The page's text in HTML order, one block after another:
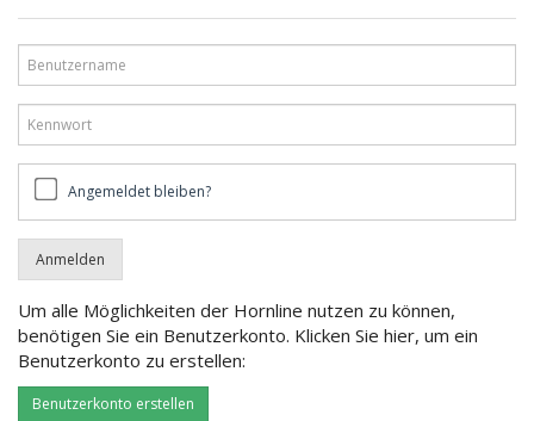
bleiben?Angemeldet bleiben?
Um alle Möglichkeiten der Hornline nutzen zu können,
benötigen Sie ein Benutzerkonto. Klicken Sie hier, um ein
Benutzerkonto zu erstellen:
Benutzerkonto erstellen